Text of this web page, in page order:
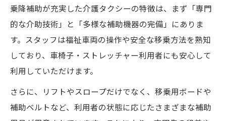
乗降補助が充実した介護タクシーの特徴は、まず「専門
的な介助技術」と「多様な補助機器の完備」にありま
す。スタッフは福祉車両の操作や安全な移乗方法を熟知
しており、車椅子・ストレッチャー利用者にも安心して
利用していただけます。
さらに、リフトやスロープだけでなく、移乗用ボードや
補助ベルトなど、利用者の状態に応じたさまざまな補助